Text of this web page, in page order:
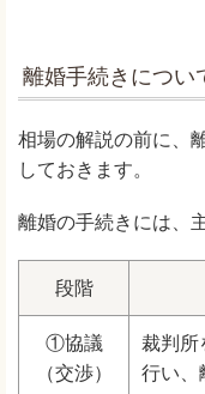
離婚手続きについ
相場の解説の前に、
しておきます。
離婚の手続きには、
段階
①協議
（交渉）
裁判所
行い、